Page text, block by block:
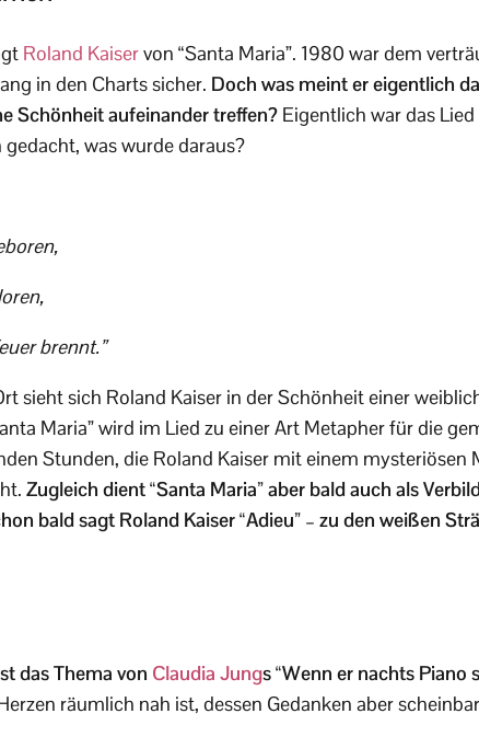
Roland Kaiservon “Santa Maria”. 1980 war dem
in den Charts sicher. Doch was meint er eigentlich
Schönheit aufeinander treffen? Eigentlich war das
was wurde daraus?
brennt.”
sieht sich Roland Kaiser in der Schönheit einer
Maria” wird im Lied zu einer Art Metapher für die
Stunden, die Roland Kaiser mit einem mysteriösen
Zugleich dient “Santa Maria” aber bald auch als
bald sagt Roland Kaiser “Adieu” – zu den weißen
das Thema von Claudia Jungs “Wenn er nachts Piano
räumlich nah ist, dessen Gedanken aber